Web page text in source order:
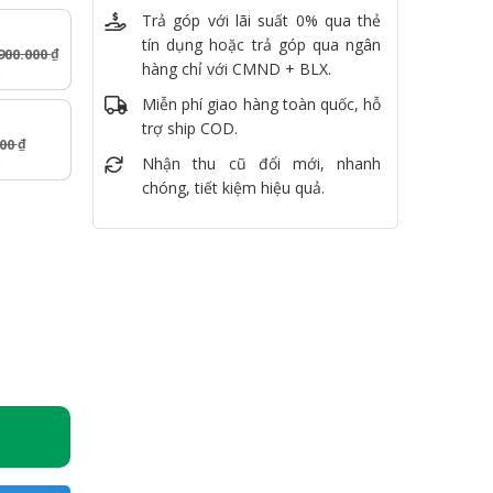
₫
₫
Trả góp với lãi suất 0% qua thẻ
tín dụng hoặc trả góp qua ngân
hàng chỉ với CMND + BLX.
Miễn phí giao hàng toàn quốc, hỗ
trợ ship COD.
Nhận thu cũ đổi mới, nhanh
chóng, tiết kiệm hiệu quả.